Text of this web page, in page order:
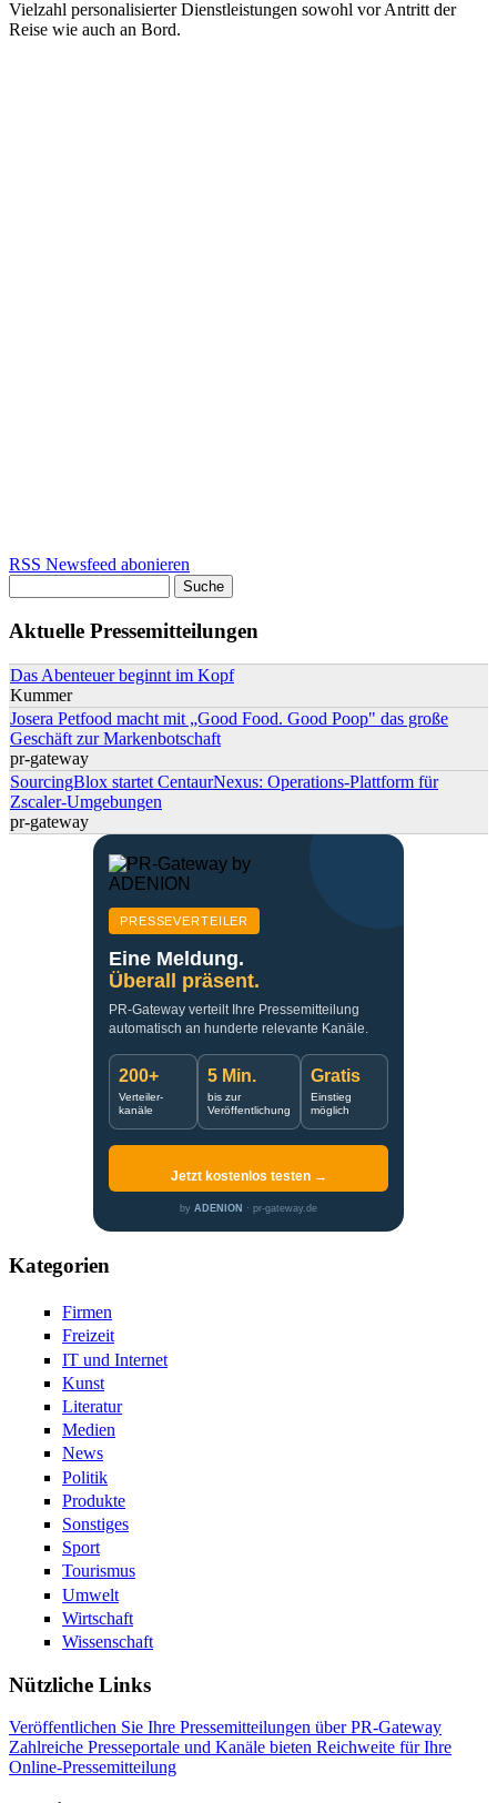
Vielzahl personalisierter Dienstleistungen sowohl vor Antritt der
Reise wie auch an Bord.
RSS Newsfeed abonieren
Aktuelle Pressemitteilungen
Das Abenteuer beginnt im Kopf
Kummer
Josera Petfood macht mit „Good Food. Good Poop" das große
Geschäft zur Markenbotschaft
pr-gateway
SourcingBlox startet CentaurNexus: Operations-Plattform für
Zscaler-Umgebungen
pr-gateway
PRESSEVERTEILER
Eine Meldung.
Überall präsent.
PR-Gateway verteilt Ihre Pressemitteilung
automatisch an hunderte relevante Kanäle.
200+
Verteiler-
kanäle
5 Min.
bis zur
Veröffentlichung
Gratis
Einstieg
möglich
Jetzt kostenlos testen →
by ADENION · pr-gateway.de
Kategorien
Firmen
Freizeit
IT und Internet
Kunst
Literatur
Medien
News
Politik
Produkte
Sonstiges
Sport
Tourismus
Umwelt
Wirtschaft
Wissenschaft
Nützliche Links
Veröffentlichen Sie Ihre Pressemitteilungen über PR-Gateway
Zahlreiche Presseportale und Kanäle bieten Reichweite für Ihre
Online-Pressemitteilung